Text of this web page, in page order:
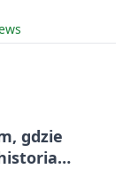
gdzie